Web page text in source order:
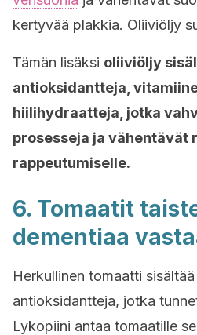
kertyvää plakkia. Oliiviöljy
Tämän lisäksi oliiviöljy
antioksidantteja,
hiilihydraatteja, jotka
prosesseja ja vähentävät
rappeutumiselle.
6. Tomaatit
dementiaa
Herkullinen tomaatti
antioksidantteja, jotka
Lykopiini antaa tomaatille